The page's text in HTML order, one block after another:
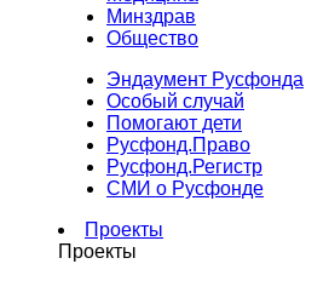
Минздрав
Общество
Эндаумент Русфонда
Особый случай
Помогают дети
Русфонд.Право
Русфонд.Регистр
СМИ о Русфонде
Проекты
Проекты